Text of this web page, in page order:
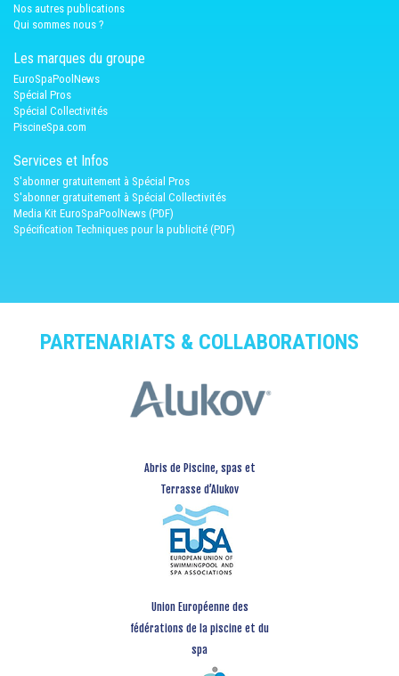
Nos autres publications
Qui sommes nous ?
Les marques du groupe
EuroSpaPoolNews
Spécial Pros
Spécial Collectivités
PiscineSpa.com
Services et Infos
S'abonner gratuitement à Spécial Pros
S'abonner gratuitement à Spécial Collectivités
Media Kit EuroSpaPoolNews (PDF)
Spécification Techniques pour la publicité (PDF)
PARTENARIATS & COLLABORATIONS
Abris de Piscine, spas et
Terrasse d’Alukov
Union Européenne des
fédérations de la piscine et du
spa